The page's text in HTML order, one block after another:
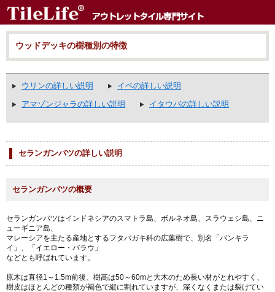
ウッドデッキの樹種別の特徴
ウリンの詳しい説明
イペの詳しい説明
アマゾンジャラの詳しい説明
イタウバの詳しい説明
セランガンバツの詳しい説明
セランガンバツの概要
セランガンバツはインドネシアのスマトラ島、ボルネオ島、スラウェシ島、ニ
ューギニア島、
マレーシアを主たる産地とするフタバガキ科の広葉樹で、別名「バンキラ
イ」、「イエロー・バラウ」
などとも呼ばれています。
原木は直径1～1.5m前後、樹高は50～60mと大木のため長い材がとれやすく、
樹皮はほとんどの種類が褐色で縦に割れていますが、深くなくまたは裂けてい